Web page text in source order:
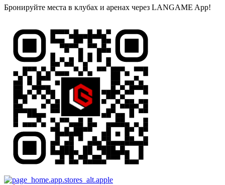
Бронируйте места в клубах и аренах через LANGAME App!